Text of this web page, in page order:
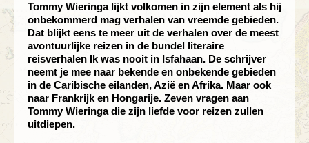
Tommy Wieringa lijkt volkomen in zijn element als hij
onbekommerd mag verhalen van vreemde gebieden.
Dat blijkt eens te meer uit de verhalen over de meest
avontuurlijke reizen in de bundel literaire
reisverhalen Ik was nooit in Isfahaan. De schrijver
neemt je mee naar bekende en onbekende gebieden
in de Caribische eilanden, Azië en Afrika. Maar ook
naar Frankrijk en Hongarije. Zeven vragen aan
Tommy Wieringa die zijn liefde voor reizen zullen
uitdiepen.